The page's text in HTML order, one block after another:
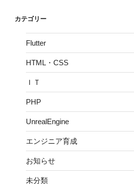
カテゴリー
Flutter
HTML・CSS
ＩＴ
PHP
UnrealEngine
エンジニア育成
お知らせ
未分類